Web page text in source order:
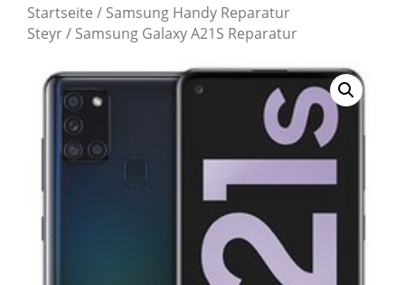
Startseite / Samsung Handy Reparatur
Steyr/ Samsung Galaxy A21S Reparatur